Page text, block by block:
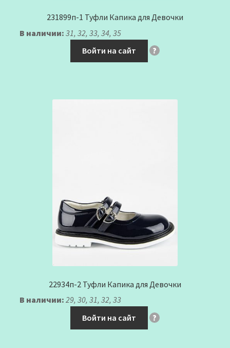
231899п-1 Туфли Капика для Девочки
В наличии: 31, 32, 33, 34, 35
Войти на сайт
?
22934п-2 Туфли Капика для Девочки
В наличии: 29, 30, 31, 32, 33
Войти на сайт
?